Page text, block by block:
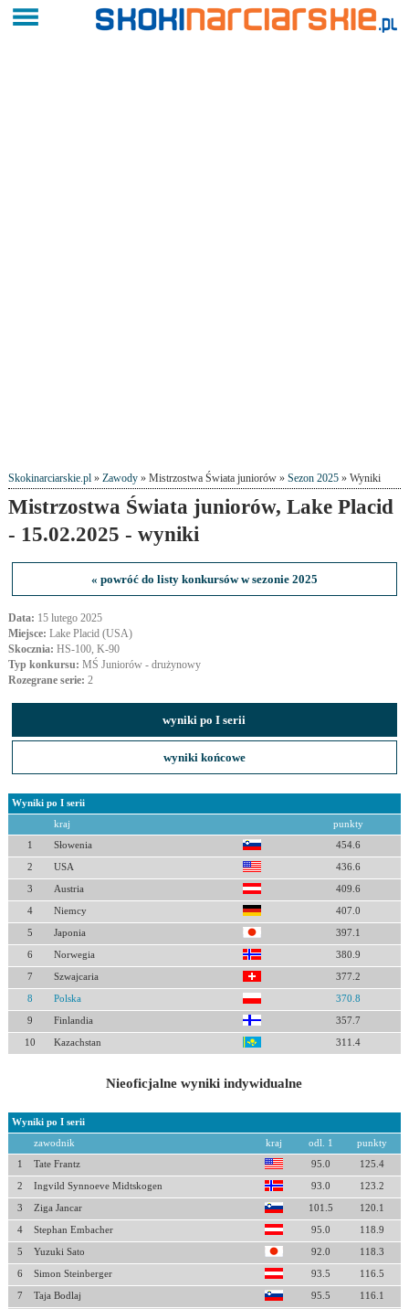
Skokinarciarskie.pl» Zawody» Mistrzostwa Świata juniorów » Sezon 2025» Wyniki
Mistrzostwa Świata juniorów, Lake Placid
- 15.02.2025 - wyniki
« powróć do listy konkursów w sezonie 2025
Data: 15 lutego 2025
Miejsce: Lake Placid (USA)
Skocznia: HS-100, K-90
Typ konkursu: MŚ Juniorów - drużynowy
Rozegrane serie: 2
wyniki po I serii
wyniki końcowe
Wyniki po I serii
kraj punkty
1 Słowenia 454.6
2 USA 436.6
3 Austria 409.6
4 Niemcy 407.0
5 Japonia 397.1
6 Norwegia 380.9
7 Szwajcaria 377.2
8 Polska 370.8
9 Finlandia 357.7
10 Kazachstan 311.4
Nieoficjalne wyniki indywidualne
Wyniki po I serii
zawodnik kraj odl. 1 punkty
1 Tate Frantz 95.0 125.4
2 Ingvild Synnoeve Midtskogen 93.0 123.2
3 Ziga Jancar 101.5 120.1
4 Stephan Embacher 95.0 118.9
5 Yuzuki Sato 92.0 118.3
6 Simon Steinberger 93.5 116.5
7 Taja Bodlaj 95.5 116.1